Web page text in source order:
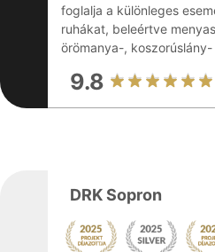
foglalja a különleges
ruhákat, beleértve
örömanya-, koszorúslány-
9.8
DRK Sopron